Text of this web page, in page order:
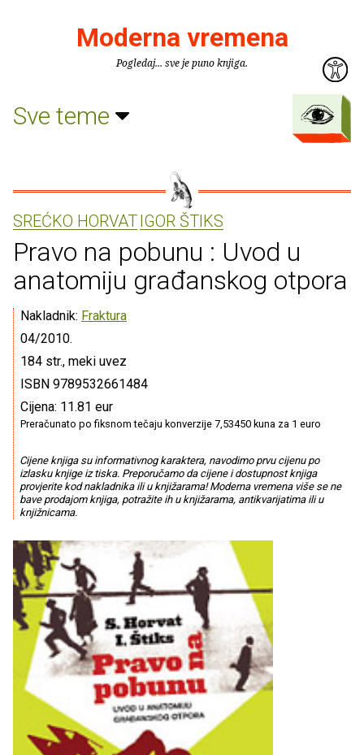
Moderna vremena
Pogledaj... sve je puno knjiga.
Sve teme
SREĆKO HORVATIGOR ŠTIKS
Pravo na pobunu : Uvod u
anatomiju građanskog otpora
Nakladnik: Fraktura
04/2010.
184 str., meki uvez
ISBN 9789532661484
Cijena: 11.81 eur
Preračunato po fiksnom tečaju konverzije 7,53450 kuna za 1 euro
Cijene knjiga su informativnog karaktera, navodimo prvu cijenu po
izlasku knjige iz tiska. Preporučamo da cijene i dostupnost knjiga
provjerite kod nakladnika ili u knjižarama! Moderna vremena više se ne
bave prodajom knjiga, potražite ih u knjižarama, antikvarijatima ili u
knjižnicama.